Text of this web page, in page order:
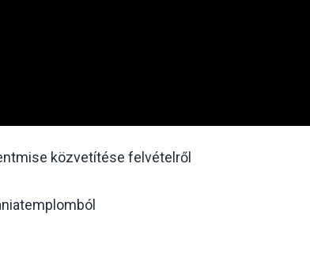
közvetítése felvételről